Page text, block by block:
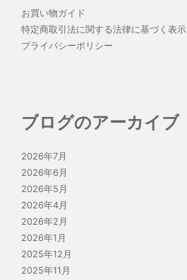
お買い物ガイド
特定商取引法に関する法律に基づく表示
プライバシーポリシー
ブログのアーカイブ
2026年7月
2026年6月
2026年5月
2026年4月
2026年2月
2026年1月
2025年12月
2025年11月